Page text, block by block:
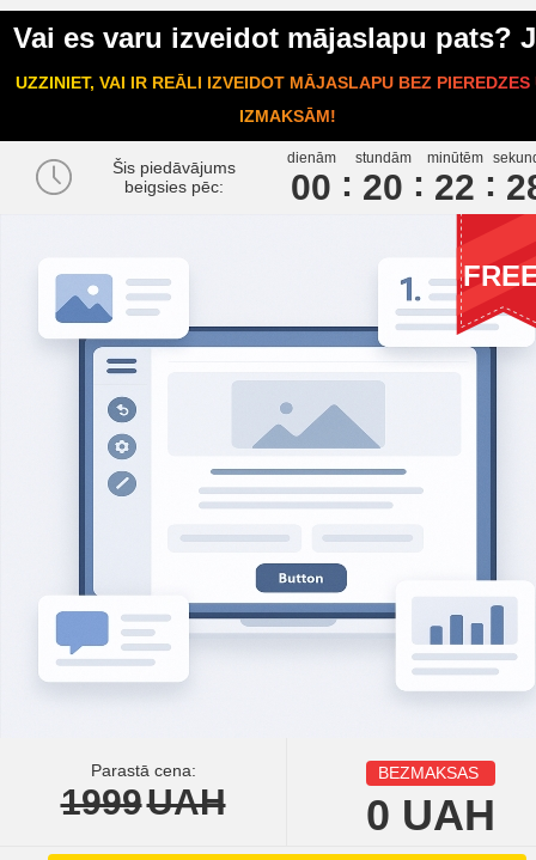
Vai es varu izveidot mājaslapu pats?
UZZINIET, VAI IR REĀLI IZVEIDOT MĀJASLAPU BEZ PIEREDZES
IZMAKSĀM!
Šis piedāvājums
beigsies pēc:
dienām
00
stundām
20
minūtēm
22 2
Parastā cena:
1999UAH
BEZMAKSAS
0 UAH